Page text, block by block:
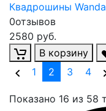
Квадрошины
0отзывов
2580 руб.
В корзину
1
2 (current)
3 4
Показано 16 из 58